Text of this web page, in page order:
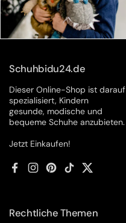
Schuhbidu24.de
Dieser Online-Shop ist darauf
spezialisiert, Kindern
gesunde, modische und
bequeme Schuhe anzubieten.
Jetzt Einkaufen!
FacebookInstagram
Pinterest
TikTokTwitter
Rechtliche Themen